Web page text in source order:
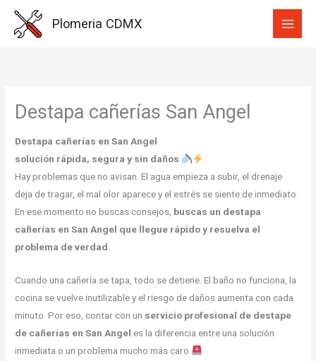
Plomeria CDMX
Destapa cañerías San Angel
Destapa cañerías en San Angel
solución rápida, segura y sin daños
Hay problemas que no avisan. El agua empieza a subir, el drenaje
deja de tragar, el mal olor aparece y el estrés se siente de inmediato.
En ese momento no buscas consejos, buscas un destapa
cañerías en San Angel que llegue rápido y resuelva el
problema de verdad.
Cuando una cañería se tapa, todo se detiene. El baño no funciona, la
cocina se vuelve inutilizable y el riesgo de daños aumenta con cada
minuto. Por eso, contar con un servicio profesional de destape
de cañerías en San Angel es la diferencia entre una solución
inmediata o un problema mucho más caro